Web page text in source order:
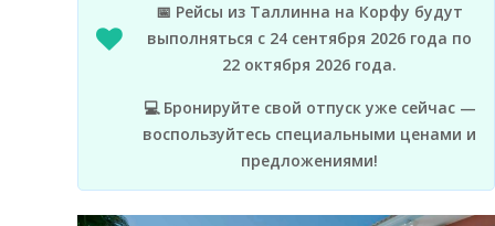
📅 Рейсы из Таллинна на Корфу будут
выполняться с 24 сентября 2026 года по
22 октября 2026 года.
💻 Бронируйте свой отпуск уже сейчас —
воспользуйтесь специальными ценами и
предложениями!